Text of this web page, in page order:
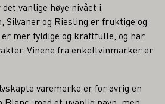
vanlige høye nivået i
Silvaner og Riesling er fruktige og
er mer fyldige og kraftfulle, og har
Vinene fra enkeltvinmarker er
varemerke er for øvrig en